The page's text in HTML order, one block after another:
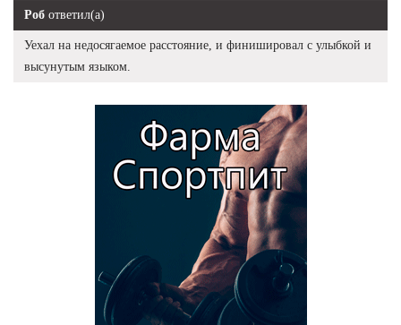
Роб ответил(а)
Уехал на недосягаемое расстояние, и финишировал с улыбкой и
высунутым языком.